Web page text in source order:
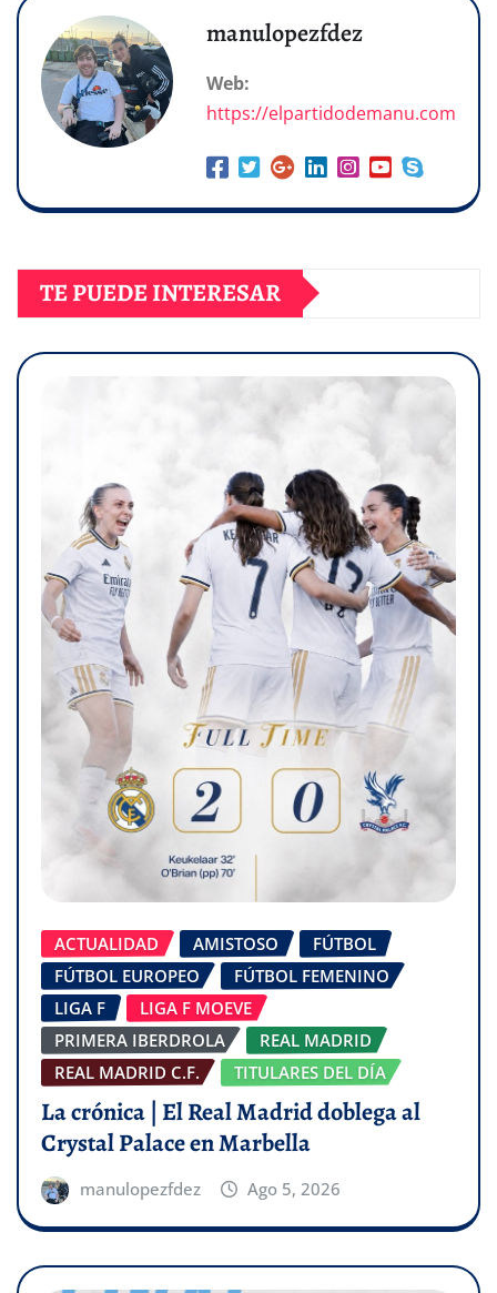
manulopezfdez
Web:
https://elpartidodemanu.com
TE PUEDE INTERESAR
ACTUALIDAD AMISTOSO
FÚTBOL
FÚTBOL EUROPEO
FÚTBOL FEMENINO
LIGA F
LIGA F MOEVE
PRIMERA IBERDROLA
REAL MADRID
REAL MADRID C.F.
TITULARES DEL DÍA
La crónica | El Real Madrid doblega al
Crystal Palace en Marbella
manulopezfdez Ago 5, 2026